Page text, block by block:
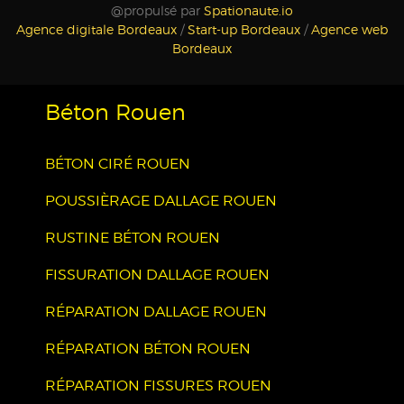
@propulsé par Spationaute.io
Agence digitale Bordeaux /Start-up Bordeaux /Agence web
Bordeaux
Béton Rouen
BÉTON CIRÉ ROUEN
POUSSIÈRAGE DALLAGE ROUEN
RUSTINE BÉTON ROUEN
FISSURATION DALLAGE ROUEN
RÉPARATION DALLAGE ROUEN
RÉPARATION BÉTON ROUEN
RÉPARATION FISSURES ROUEN